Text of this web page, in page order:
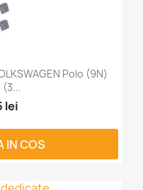
Polo (9N)
lei
IN COS